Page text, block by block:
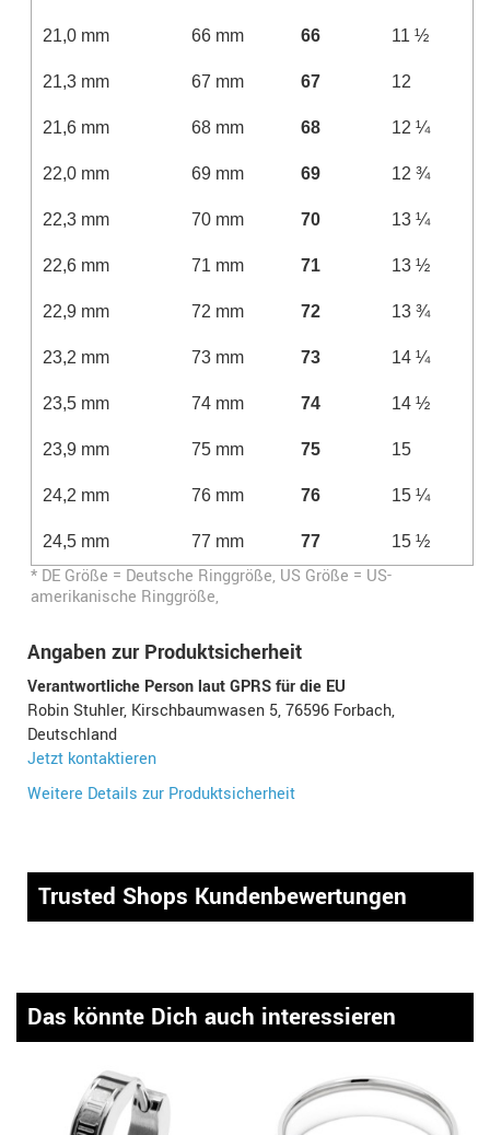
21,0 mm 66 mm 66 11 ½
21,3 mm 67 mm 67 12
21,6 mm 68 mm 68 12 ¼
22,0 mm 69 mm 69 12 ¾
22,3 mm 70 mm 70 13 ¼
22,6 mm 71 mm 71 13 ½
22,9 mm 72 mm 72 13 ¾
23,2 mm 73 mm 73 14 ¼
23,5 mm 74 mm 74 14 ½
23,9 mm 75 mm 75 15
24,2 mm 76 mm 76 15 ¼
24,5 mm 77 mm 77 15 ½
* DE Größe = Deutsche Ringgröße, US Größe = US-
amerikanische Ringgröße,
Angaben zur Produktsicherheit
Verantwortliche Person laut GPRS für die EU
Robin Stuhler, Kirschbaumwasen 5, 76596 Forbach,
Deutschland
Jetzt kontaktieren
Weitere Details zur Produktsicherheit
Trusted Shops Kundenbewertungen
Das könnte Dich auch interessieren